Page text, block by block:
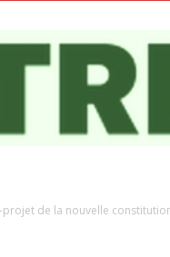
projet de la nouvelle